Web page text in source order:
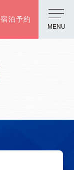
宿泊予約
MENU